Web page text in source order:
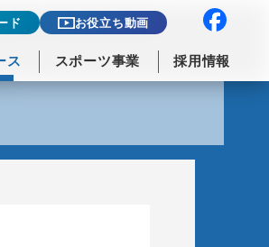
ス スポーツ事業 採用情報
ド お役立ち動画